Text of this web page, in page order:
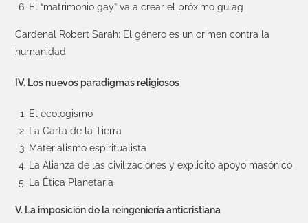
El “matrimonio gay” va a crear el próximo gulag
Cardenal Robert Sarah: El género es un crimen contra la
humanidad
IV. Los nuevos paradigmas religiosos
El ecologismo
La Carta de la Tierra
Materialismo espiritualista
La Alianza de las civilizaciones y explicito apoyo masónico
La Ética Planetaria
V. La imposición de la reingeniería anticristiana